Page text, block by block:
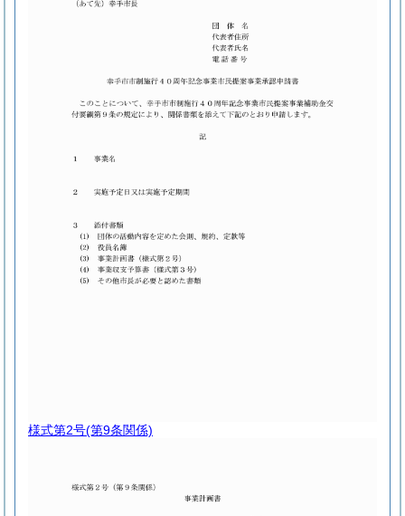
様式第2号(第9条関係)